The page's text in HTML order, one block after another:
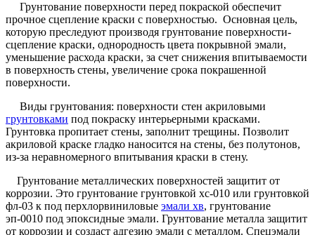
Грунтование поверхности перед покраской обеспечит
прочное сцепление краски с поверхностью. Основная цель,
которую преследуют производя грунтование поверхности-
сцепление краски, однородность цвета покрывной эмали,
уменьшение расхода краски, за счет снижения впитываемости
в поверхность стены, увеличение срока покрашенной
поверхности.
Виды грунтования: поверхности стен акриловыми
грунтовками под покраску интерьерными красками.
Грунтовка пропитает стены, заполнит трещины. Позволит
акриловой краске гладко наносится на стены, без полутонов,
из-за неравномерного впитывания краски в стену.
Грунтование металлических поверхностей защитит от
коррозии. Это грунтование грунтовкой хс-010 или грунтовкой
фл-03 к под перхлорвиниловые эмали хв, грунтование
эп-0010 под эпоксидные эмали. Грунтование металла защитит
от коррозии и создаст адгезию эмали с металлом. Спецэмали